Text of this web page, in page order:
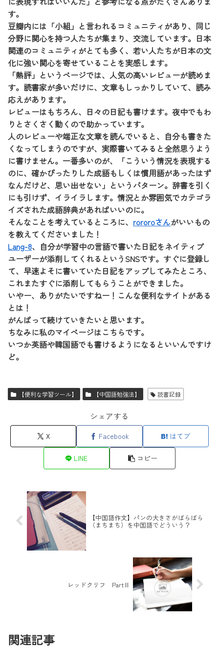
す。
豆瓣内には「小組」と言われるコミュニティがあり、同じ
分野に関心を持つ人たちが集まり、交流しています。日本
関連のコミュニティがとても多く、若い人たちが日本の文
化に強い関心を寄せていることを実感します。
「熱評」というページでは、人気の高いレビューが読めま
す。読書家が多いだけに、文章もしっかりしていて、読み
応えがあります。
レビューはもちろん、日々の日記も書けます。夜中でもわ
りとさくさく動くので助かっています。
人のレビューや端正な文章を読んでいると、自分も書きた
くなってしまうのですが、実際書いてみると全然思うよう
に書けません。一番多いのが、「こういう情況を表現する
のに、確かぴったりした成語もしくは慣用語があったはず
なんだけど、思い出せない」というパターン。辞書を引く
にも引けず、イライラします。情況とか雰囲気でカテゴラ
イズされた成語辞典があればいいのに。
そんなことを考えているところに、 rororoさんがいいもの
を教えてくださいました！
Lang-8、自分が学習中の言語で書いた日記をネイティブ
ユーザーが添削してくれるというSNSです。すぐに登録し
て、早速よそに書いていた日記をアップしてみたところ、
これまたすぐに添削してもらうことができました。
いやー、ありがたいですねー！こんな便利なサイトがある
とは！
がんばって続けていきたいと思います。
ちなみに私のマイページはこちらです。
いつか英語や韓国語でも書けるようになるといいんですけ
ど。
【便利な学習ツール】 【中国語勉強法】 読書記録
シェアする
X Facebook はてブ
LINE コピー
【中国語作文】パンの大きさがばらばら
（まちまち）を中国語でどういう？
レッドクリフ PartⅡ
関連記事